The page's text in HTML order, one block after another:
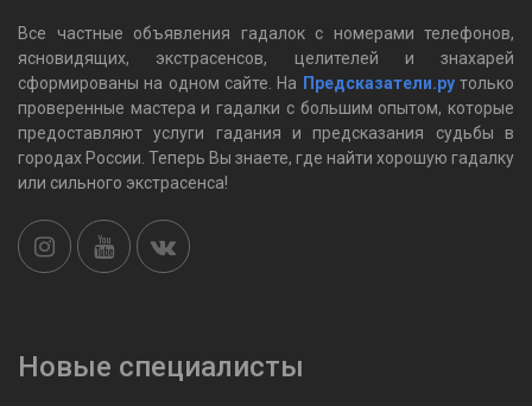
Все частные объявления гадалок c номерами телефонов,
ясновидящих, экстрасенсов, целителей и знахарей
сформированы на одном сайте. На Предсказатели.ру только
проверенные мастера и гадалки с большим опытом, которые
предоставляют услуги гадания и предсказания судьбы в
городах России. Теперь Вы знаете, где найти хорошую гадалку
или сильного экстрасенса!
Новые специалисты